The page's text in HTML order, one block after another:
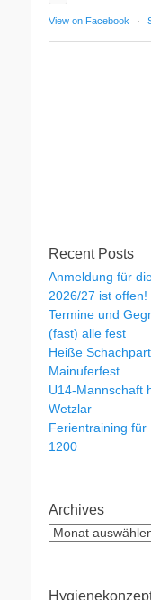
View on Facebook ·
Recent Posts
Anmeldung für
2026/27 ist offen!
Termine und
(fast) alle fest
Heiße
Mainuferfest
U14-Mannschaft
Wetzlar
Ferientraining für
1200
Archives
Archives